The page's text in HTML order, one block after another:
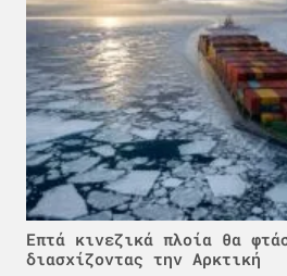
Επτά κινεζικά πλοία θα
διασχίζοντας την Αρκτική